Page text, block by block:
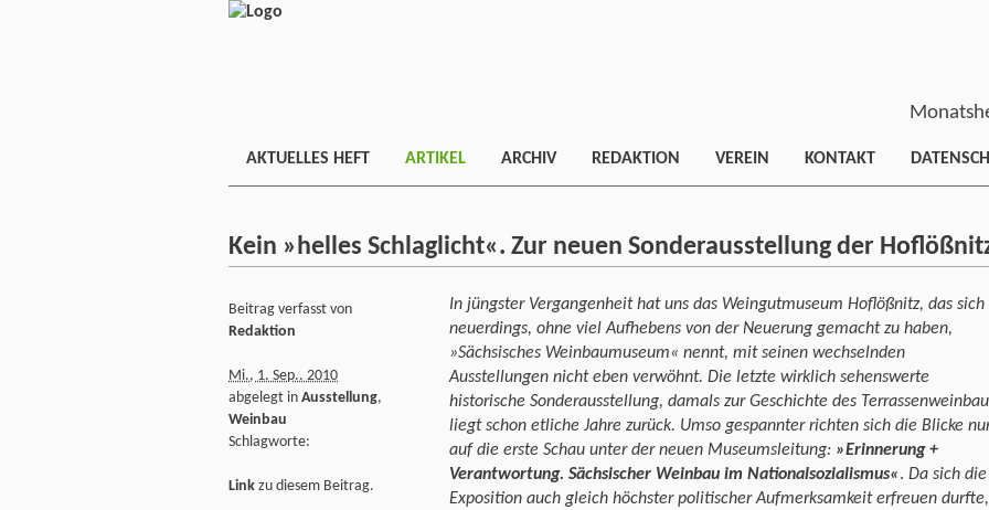
AKTUELLES HEFT ARTIKEL ARCHIV REDAKTION VEREIN KONTAKT
Kein »helles Schlaglicht«. Zur neuen Sonderausstellung der
In jüngster Vergangenheit hat uns das Weingutmuseum Hoflößnitz, das sich
neuerdings, ohne viel Aufhebens von der Neuerung gemacht zu haben,
»Sächsisches Weinbaumuseum« nennt, mit seinen wechselnden
Ausstellungen nicht eben verwöhnt. Die letzte wirklich sehenswerte
historische Sonderausstellung, damals zur Geschichte des
liegt schon etliche Jahre zurück. Umso gespannter richten sich die Blicke
auf die erste Schau unter der neuen Museumsleitung: »Erinnerung +
Verantwortung. Sächsischer Weinbau im Nationalsozialismus«. Da sich die
Exposition auch gleich höchster politischer Aufmerksamkeit erfreuen durfte,
Beitrag verfasst von
Redaktion
Mi., 1. Sep.. 2010
abgelegt in Ausstellung,
Weinbau
Schlagworte:
Link zu diesem Beitrag.